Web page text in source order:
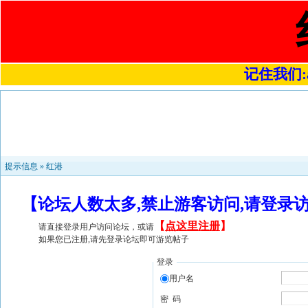
记住我们
提示信息 » 红港
【论坛人数太多,禁止游客访问,请登
请直接登录用户访问论坛，或请 【 点这里注册】
如果您已注册,请先登录论坛即可游览帖子
登录
用户名
密 码